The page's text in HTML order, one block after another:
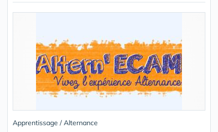
Apprentissage / Alternance